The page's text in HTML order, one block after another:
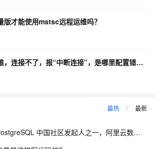
版才能使用mstsc远程运维吗？
阿里云PAM点击运维，连接不了，报“中断连接”，是哪里配置错误了？
最热 最新
【大咖问答】对话PostgreSQL 中国社区发起人之一，阿里云数据库高级专家 德哥